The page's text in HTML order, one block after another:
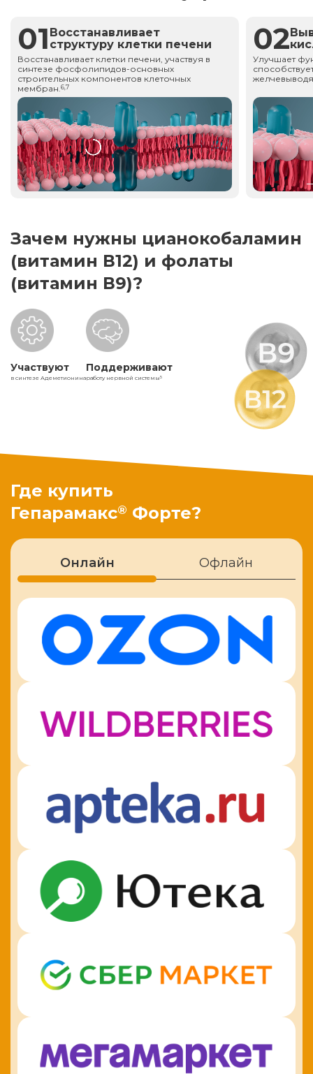
01 Восстанавливает
структуру клетки печени
Восстанавливает клетки печени, участвуя в
синтезе фосфолипидов-основных
строительных компонентов клеточных
мембран.6,7
02
Улучшает
Зачем нужны цианокобаламин
(витамин В12) и фолаты
(витамин В9)?
Участвуют
в синтезе Адеметионина
Поддерживают
работу нервной системы5
Где купить
Гепарамакс® Форте?
Онлайн Офлайн